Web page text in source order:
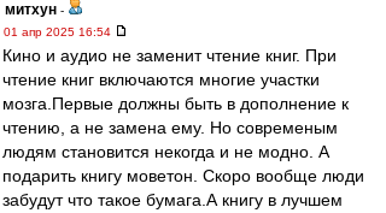
митхун -
01 апр 2025 16:54
Кино и аудио не заменит чтение книг. При
чтение книг включаются многие участки
мозга.Первые должны быть в дополнение к
чтению, а не замена ему. Но современым
людям становится некогда и не модно. А
подарить книгу моветон. Скоро вообще люди
забудут что такое бумага.А книгу в лучшем